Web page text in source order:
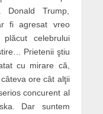
Trump,
fi agresat vreo
celebrului
Prietenii ştiu
cu mirare că,
ore cât alţii
concurent al
Dar suntem